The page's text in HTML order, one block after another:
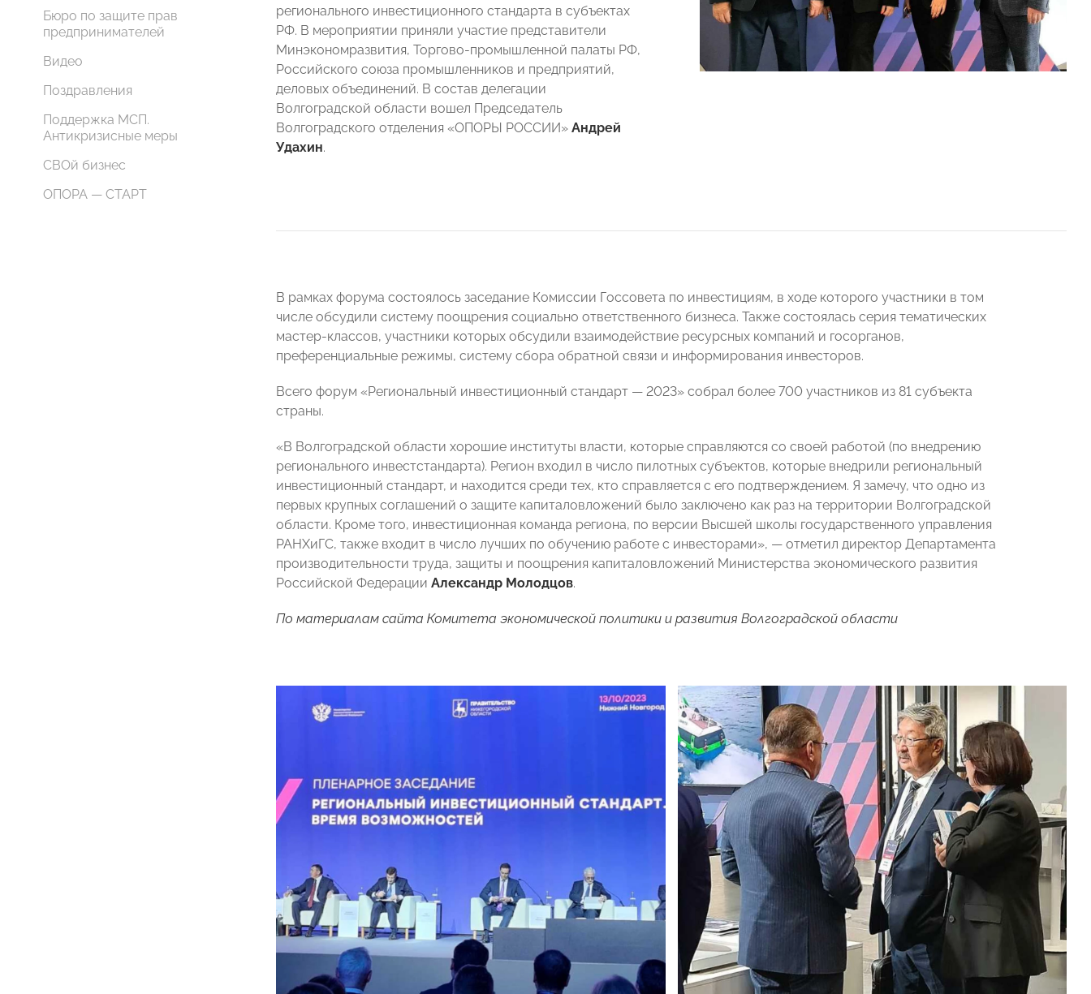
Бюро по защите прав
предпринимателей
Видео
Поздравления
Поддержка МСП.
Антикризисные меры
СВОй бизнес
ОПОРА — СТАРТ
регионального инвестиционного стандарта в субъектах
РФ. В мероприятии приняли участие представители
Минэкономразвития, Торгово-промышленной палаты РФ,
Российского союза промышленников и предприятий,
деловых объединений. В состав делегации
Волгоградской области вошел Председатель
Волгоградского отделения «ОПОРЫ РОССИИ» Андрей
Удахин.
В рамках форума состоялось заседание Комиссии Госсовета по инвестициям, в ходе которого участники в том
числе обсудили систему поощрения социально ответственного бизнеса. Также состоялась серия тематических
мастер-классов, участники которых обсудили взаимодействие ресурсных компаний и госорганов,
преференциальные режимы, систему сбора обратной связи и информирования инвесторов.
Всего форум «Региональный инвестиционный стандарт — 2023» собрал более 700 участников из 81 субъекта
страны.
«В Волгоградской области хорошие институты власти, которые справляются со своей работой (по внедрению
регионального инвестстандарта). Регион входил в число пилотных субъектов, которые внедрили региональный
инвестиционный стандарт, и находится среди тех, кто справляется с его подтверждением. Я замечу, что одно из
первых крупных соглашений о защите капиталовложений было заключено как раз на территории Волгоградской
области. Кроме того, инвестиционная команда региона, по версии Высшей школы государственного управления
РАНХиГС, также входит в число лучших по обучению работе с инвесторами», — отметил директор Департамента
производительности труда, защиты и поощрения капиталовложений Министерства экономического развития
Российской Федерации Александр Молодцов.
По материалам сайта Комитета экономической политики и развития Волгоградской области